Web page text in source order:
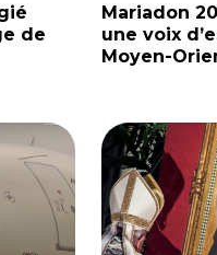
de
Mariadon
une voix
Moyen-